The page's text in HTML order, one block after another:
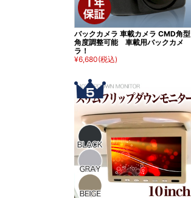
バックカメラ 車載カメラ CMD角型
角度調整可能 車載用バックカメ
ラ！
¥6,680(税込)